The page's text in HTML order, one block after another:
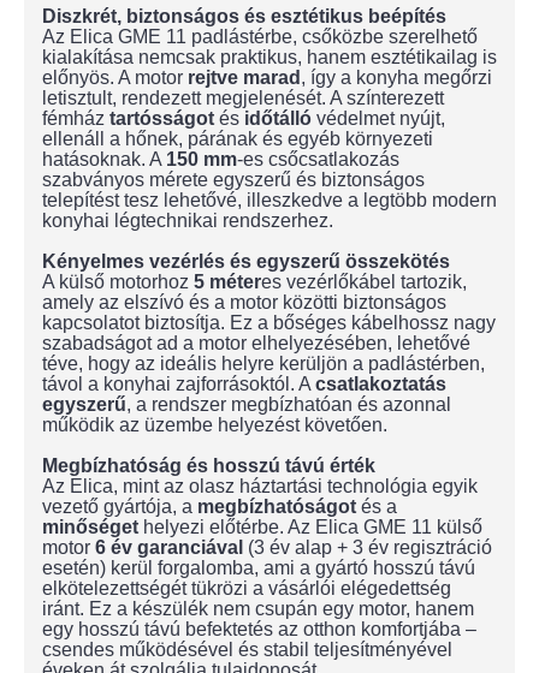
Diszkrét, biztonságos és esztétikus beépítés
Az Elica GME 11 padlástérbe, csőközbe szerelhető
kialakítása nemcsak praktikus, hanem esztétikailag is
előnyös. A motor rejtve marad , így a konyha megőrzi
letisztult, rendezett megjelenését. A színterezett
fémház tartósságot és időtálló védelmet nyújt,
ellenáll a hőnek, párának és egyéb környezeti
hatásoknak. A 150 mm-es csőcsatlakozás
szabványos mérete egyszerű és biztonságos
telepítést tesz lehetővé, illeszkedve a legtöbb modern
konyhai légtechnikai rendszerhez.
Kényelmes vezérlés és egyszerű összekötés
A külső motorhoz 5 méteres vezérlőkábel tartozik,
amely az elszívó és a motor közötti biztonságos
kapcsolatot biztosítja. Ez a bőséges kábelhossz nagy
szabadságot ad a motor elhelyezésében, lehetővé
téve, hogy az ideális helyre kerüljön a padlástérben,
távol a konyhai zajforrásoktól. A csatlakoztatás
egyszerű, a rendszer megbízhatóan és azonnal
működik az üzembe helyezést követően.
Megbízhatóság és hosszú távú érték
Az Elica, mint az olasz háztartási technológia egyik
vezető gyártója, a megbízhatóságot és a
minőséget helyezi előtérbe. Az Elica GME 11 külső
motor 6 év garanciával (3 év alap + 3 év regisztráció
esetén) kerül forgalomba, ami a gyártó hosszú távú
elkötelezettségét tükrözi a vásárlói elégedettség
iránt. Ez a készülék nem csupán egy motor, hanem
egy hosszú távú befektetés az otthon komfortjába –
csendes működésével és stabil teljesítményével